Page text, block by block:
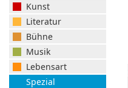
Kunst
Literatur
Bühne
Musik
Lebensart
Spezial